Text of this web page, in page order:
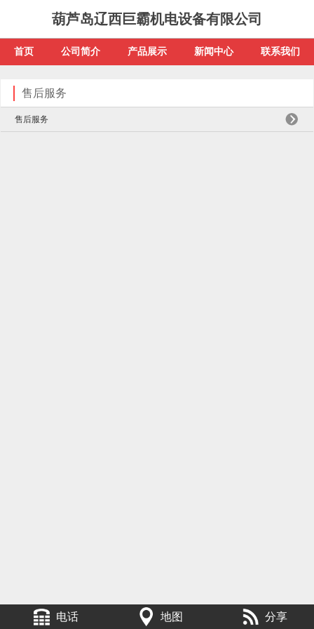
葫芦岛辽西巨霸机电设备有限公司
首页 公司简介 产品展示 新闻中心 联系我们
售后服务
售后服务
电话 地图 分享